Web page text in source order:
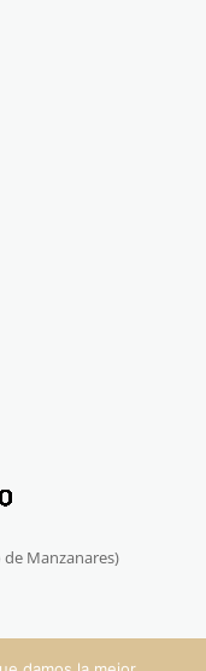
de Manzanares)